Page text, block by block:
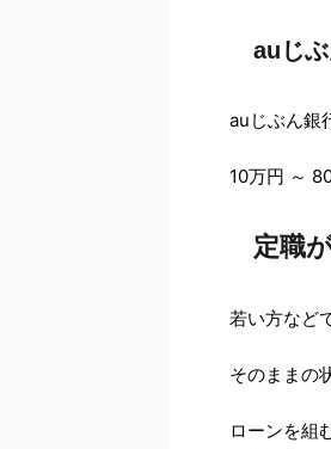
auじ
auじぶん銀
10万円 ～
定職
若い方など
そのままの
ローンを組